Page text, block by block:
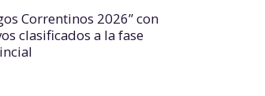
Correntinos 2026” con
clasificados a la fase